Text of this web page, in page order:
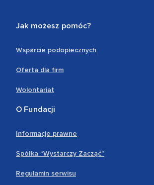
Jak możesz pomóc?
Wsparcie podopiecznych
Oferta dla firm
Wolontariat
O Fundacji
Informacje prawne
Spółka “Wystarczy Zacząć”
Regulamin serwisu